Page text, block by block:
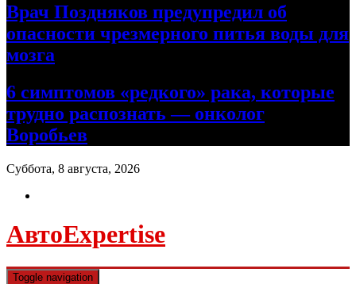
Врач Поздняков предупредил об
опасности чрезмерного питья воды для
мозга
6 симптомов «редкого» рака, которые
трудно распознать — онколог
Воробьев
Суббота, 8 августа, 2026
АвтоExpertise
Toggle navigation